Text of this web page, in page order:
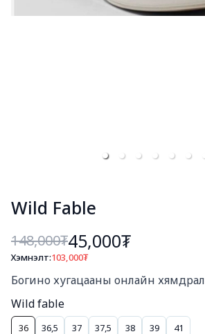
Wild Fable
148,000₮45,000₮
Хэмнэлт:103,000₮
Богино хугацааны онлайн хямдрал
Wild fable
36 36,5 37 37,5 38 39 41